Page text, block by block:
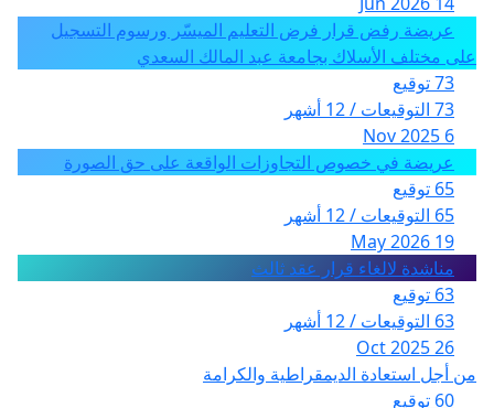
عريضة رفض قرار فرض التعليم الميسّر ورسوم التسجيل
على مختلف الأسلاك بجامعة عبد المالك السعدي
73 توقيع
73 التوقيعات / 12 أشهر
6 Nov 2025
عريضة في خصوص التجاوزات الواقعة على حق الصورة
65 توقيع
65 التوقيعات / 12 أشهر
19 May 2026
مناشدة لالغاء قرار عقد ثالث
63 توقيع
63 التوقيعات / 12 أشهر
26 Oct 2025
من أجل استعادة الديمقراطية والكرامة
60 توقيع